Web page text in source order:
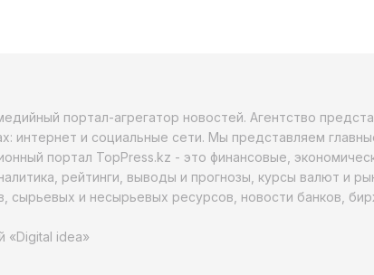
портал-агрегатор новостей. Агентство
интернет и социальные сети. Мы представляем
портал TopPress.kz - это финансовые,
рейтинги, выводы и прогнозы, курсы валют и
сырьевых и несырьевых ресурсов, новости банков,
«Digital idea»